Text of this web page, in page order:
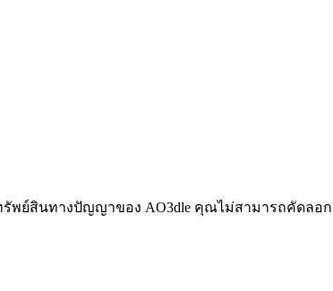
พย์สินทางปัญญาของ AO3dle คุณไม่สามารถคัดลอ